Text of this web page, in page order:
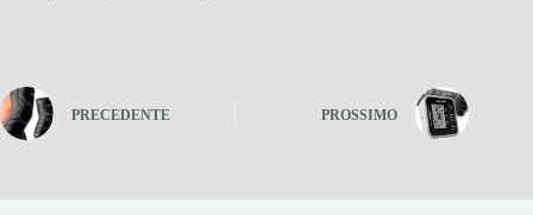
PRECEDENTE PROSSIMO